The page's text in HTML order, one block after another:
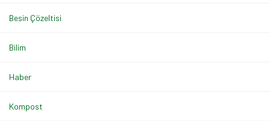
Besin Çözeltisi
Bilim
Haber
Kompost